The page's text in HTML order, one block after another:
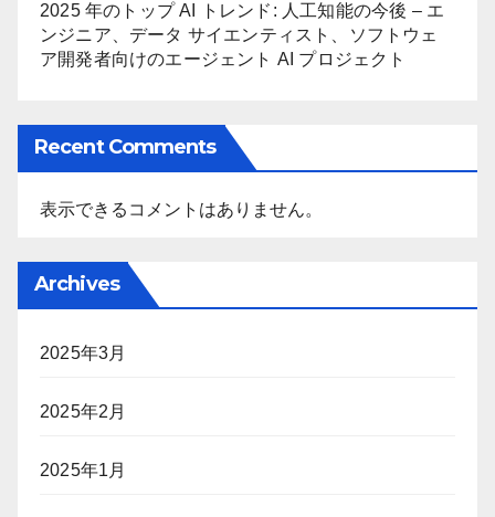
2025 年のトップ AI トレンド: 人工知能の今後 – エ
ンジニア、データ サイエンティスト、ソフトウェ
ア開発者向けのエージェント AI プロジェクト
Recent Comments
表示できるコメントはありません。
Archives
2025年3月
2025年2月
2025年1月